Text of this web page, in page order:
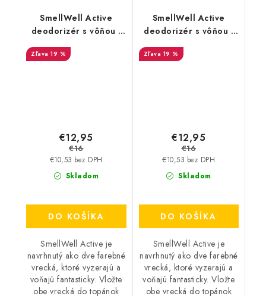
SmellWell Active
deodorizér s vôňou -
Tropical Blue
19 %
Skladom
€10,53 bez DPH
€12,95
€16
DO KOŠÍKA
SmellWell Active je
navrhnutý ako dve farebné
vrecká, ktoré vyzerajú a
voňajú fantasticky. Vložte
obe vrecká do topánok
SmellWell Active
deodorizér s vôňou -
Leopard Blue
19 %
Skladom
€10,53 bez DPH
€12,95
€16
DO KOŠÍKA
SmellWell Active je
navrhnutý ako dve farebné
vrecká, ktoré vyzerajú a
voňajú fantasticky. Vložte
obe vrecká do topánok